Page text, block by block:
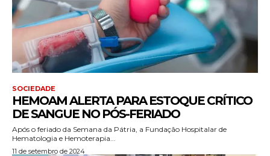
SOCIEDADE
HEMOAM ALERTA PARA ESTOQUE CRÍTICO
DE SANGUE NO PÓS-FERIADO
Após o feriado da Semana da Pátria, a Fundação Hospitalar de
Hematologia e Hemoterapia...
11 de setembro de 2024